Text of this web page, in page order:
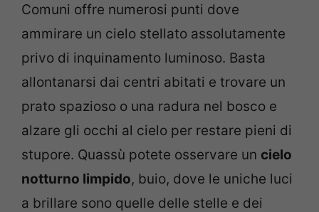
Comuni offre numerosi punti dove
ammirare un cielo stellato assolutamente
privo di inquinamento luminoso. Basta
allontanarsi dai centri abitati e trovare un
prato spazioso o una radura nel bosco e
alzare gli occhi al cielo per restare pieni di
stupore. Quassù potete osservare un cielo
notturno limpido, buio, dove le uniche luci
a brillare sono quelle delle stelle e dei